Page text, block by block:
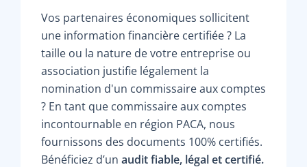
Vos partenaires économiques sollicitent
une information financière certifiée ? La
taille ou la nature de votre entreprise ou
association justifie légalement la
nomination d'un commissaire aux comptes
? En tant que commissaire aux comptes
incontournable en région PACA, nous
fournissons des documents 100% certifiés.
Bénéficiez d’un audit fiable, légal et certifié.